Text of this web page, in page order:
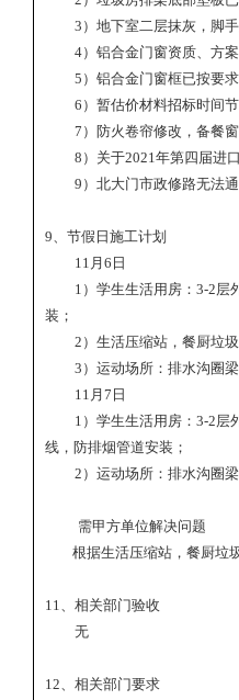
3 ）地下室二层抹灰，脚
4）铝合金门窗资质、方
5 ）铝合金门窗框已按要
6 ）暂估价材料招标时间
7 ）防火卷帘修改，备餐
8 ）关于2021 年第四届进
9 ）北大门市政修路无法
9 、节假日施工计划
11 月 6 日
1 ）学生生活用房： 3-2 层
装；
2 ）生活压缩站，餐厨垃
3 ）运动场所：排水沟圈
11 月 7 日
1 ）学生生活用房： 3-2 层
线，防排烟管道安装；
2 ）运动场所：排水沟圈
需甲方单位解决问题
根据生活压缩站，餐厨垃
11
、相关部门验收
无
12 、相关部门要求